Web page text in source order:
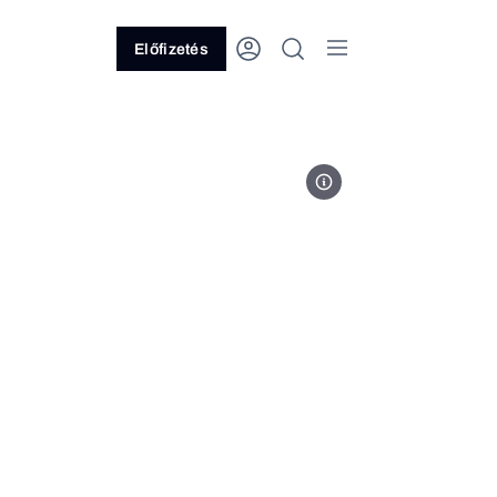
Előfizetés
Fotó: A Fehér Ház hivatalos